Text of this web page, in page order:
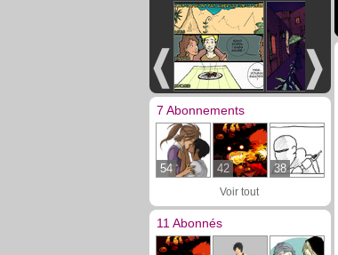
7 Abonnements
54 42 38
Voir tout
11 Abonnés